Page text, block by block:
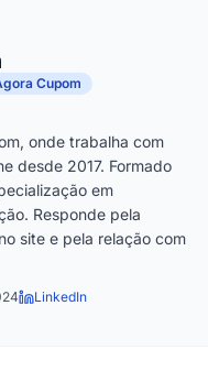
Cupom
onde trabalha com
desde 2017. Formado
em
Responde pela
site e pela relação com
LinkedIn